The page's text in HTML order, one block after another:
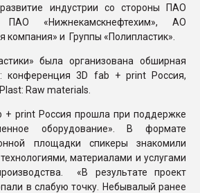
индустрии со стороны ПАО
ПАО «Нижнекамскнефтехим», АО
компания» и Группы «Полипластик».
была организована обширная
конференция 3D fab + print Россия,
Raw materials.
+ print Россия прошла при поддержке
оборудование». В формате
площадки спикеры знакомили
материалами и услугами
«В результате проект
в слабую точку. Небывалый ранее